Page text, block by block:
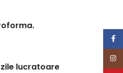
lucratoare